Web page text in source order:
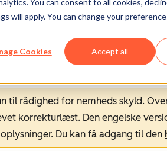
will apply. You can change your
Cookies Accept all
til rådighed for nemheds skyld.
korrekturlæst. Den engelske
Du kan få adgang til den